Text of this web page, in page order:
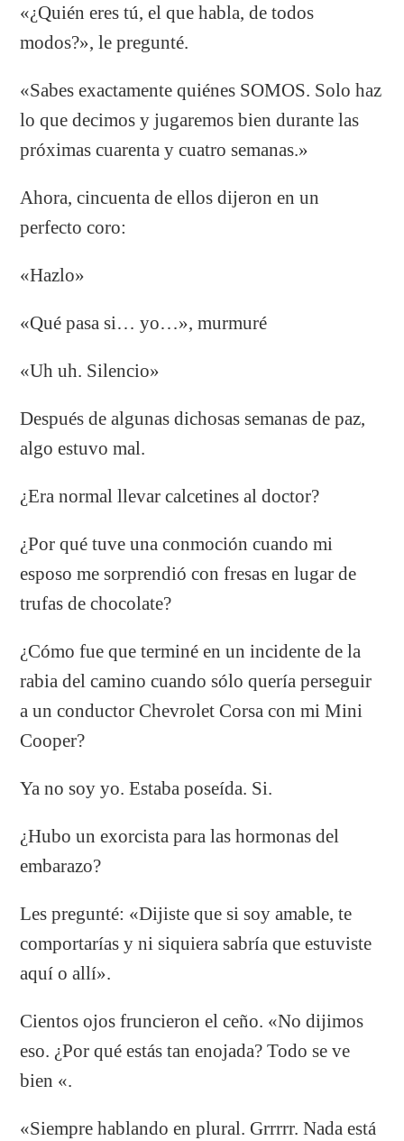
«¿Quién eres tú, el que habla, de todos
modos?», le pregunté.
«Sabes exactamente quiénes SOMOS. Solo haz
lo que decimos y jugaremos bien durante las
próximas cuarenta y cuatro semanas.»
Ahora, cincuenta de ellos dijeron en un
perfecto coro:
«Hazlo»
«Qué pasa si… yo…», murmuré
«Uh uh. Silencio»
Después de algunas dichosas semanas de paz,
algo estuvo mal.
¿Era normal llevar calcetines al doctor?
¿Por qué tuve una conmoción cuando mi
esposo me sorprendió con fresas en lugar de
trufas de chocolate?
¿Cómo fue que terminé en un incidente de la
rabia del camino cuando sólo quería perseguir
a un conductor Chevrolet Corsa con mi Mini
Cooper?
Ya no soy yo. Estaba poseída. Si.
¿Hubo un exorcista para las hormonas del
embarazo?
Les pregunté: «Dijiste que si soy amable, te
comportarías y ni siquiera sabría que estuviste
aquí o allí».
Cientos ojos fruncieron el ceño. «No dijimos
eso. ¿Por qué estás tan enojada? Todo se ve
bien «.
«Siempre hablando en plural. Grrrrr. Nada está